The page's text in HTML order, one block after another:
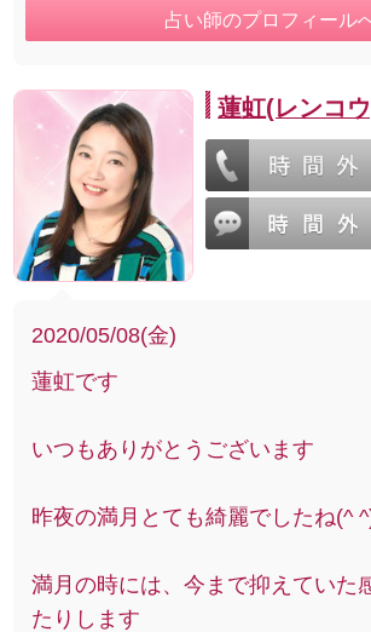
占い師のプロフィール
蓮虹(レンコ
2020/05/08(金)
蓮虹です
いつもありがとうございます
昨夜の満月とても綺麗でしたね(^
満月の時には、今まで抑えていた
たりします